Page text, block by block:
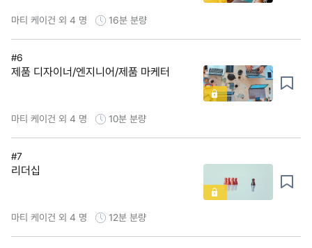
마티 케이건 외 4 명 16분 분량
#6
제품 디자이너/엔지니어/제품 마케터
마티 케이건 외 4 명 10분 분량
#7
리더십
마티 케이건 외 4 명 12분 분량